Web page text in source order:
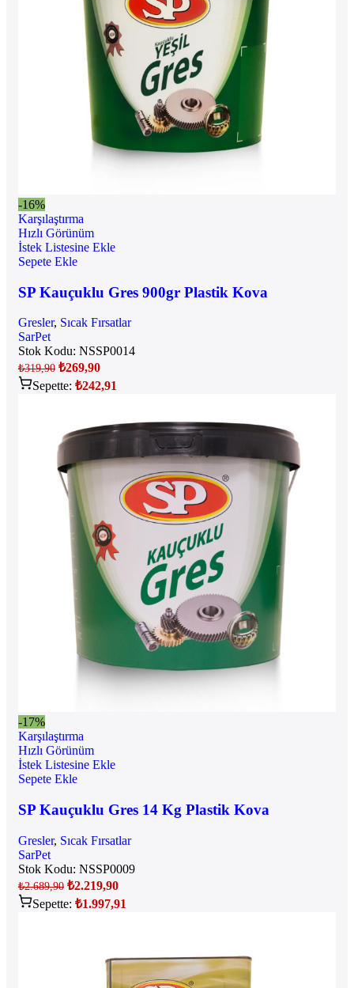
-16%
Karşılaştırma
Hızlı Görünüm
İstek Listesine Ekle
Sepete Ekle
SP Kauçuklu Gres 900gr Plastik Kova
Gresler, Sıcak Fırsatlar
SarPet
Stok Kodu: NSSP0014
₺319,90 ₺269,90
Sepette: ₺242,91
-17%
Karşılaştırma
Hızlı Görünüm
İstek Listesine Ekle
Sepete Ekle
SP Kauçuklu Gres 14 Kg Plastik Kova
Gresler, Sıcak Fırsatlar
SarPet
Stok Kodu: NSSP0009
₺2.689,90 ₺2.219,90
Sepette: ₺1.997,91